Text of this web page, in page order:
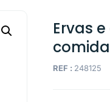
Ervas
REF : 248125